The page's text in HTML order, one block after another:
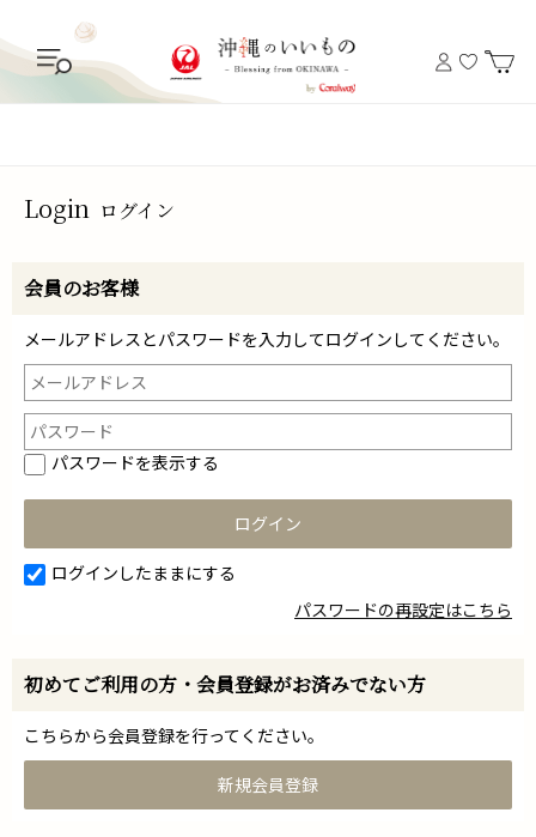
Login ログイン
会員のお客様
メールアドレスとパスワードを入力してログインしてください。
パスワードを表示する
ログインしたままにする
パスワードの再設定はこちら